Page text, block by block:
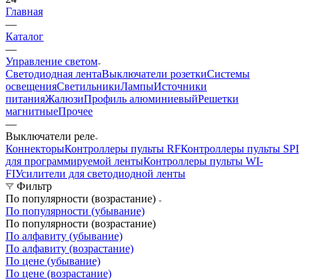
Главная
—
Каталог
—
Управление светом
Светодиодная лентаВыключатели розеткиСистемы
освещенияСветильникиЛампыИсточники
питанияЖалюзиПрофиль алюминиевыйРешетки
магнитныеПрочее
—
Выключатели реле
КоннекторыКонтроллеры пульты RFКонтроллеры пульты SPI
для программируемой лентыКонтроллеры пульты WI-
FIУсилители для светодиодной ленты
Фильтр
По популярности (возрастание)
По популярности (убывание)
По популярности (возрастание)
По алфавиту (убывание)
По алфавиту (возрастание)
По цене (убывание)
По цене (возрастание)